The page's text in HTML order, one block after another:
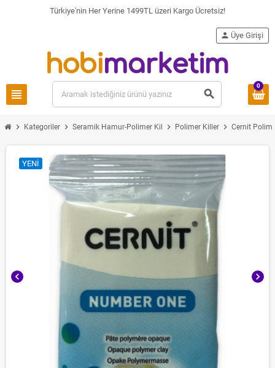
Türkiye'nin Her Yerine 1499TL üzeri Kargo Ücretsiz!
view_headline search
person Üye Girişi
0
chevron_right Kategoriler chevron_right Seramik Hamur-Polimer Kil chevron_right Polimer Killer chevron_right Cernit
chevron_left chevron_right
YENI